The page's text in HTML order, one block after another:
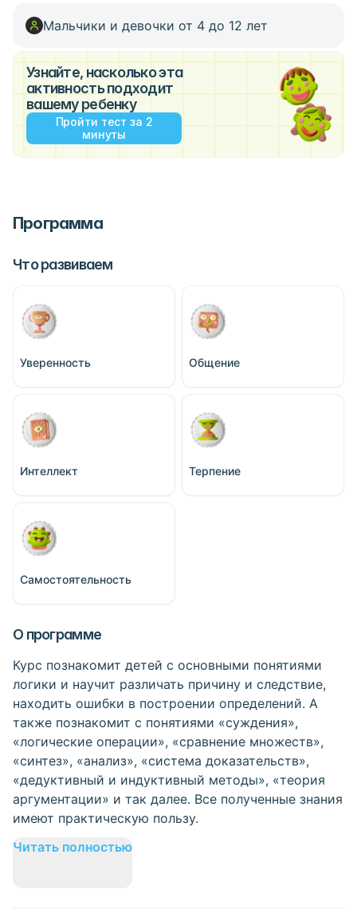
Мальчики и девочки от 4 до 12 лет
Узнайте, насколько эта
активность подходит
вашему ребенку
Пройти тест за 2
минуты
Программа
Что развиваем
Уверенность Общение
Интеллект Терпение
Самостоятельность
О программе
Курс познакомит детей с основными понятиями
логики и научит различать причину и следствие,
находить ошибки в построении определений. А
также познакомит с понятиями «суждения»,
«логические операции», «сравнение множеств»,
«синтез», «анализ», «система доказательств»,
«дедуктивный и индуктивный методы», «теория
аргументации» и так далее. Все полученные знания
имеют практическую пользу.
Читать полностью